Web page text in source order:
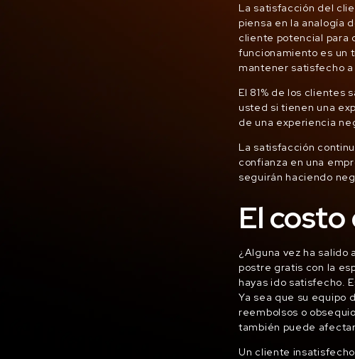
La satisfacción del
piensa en la analogía
cliente potencial para
funcionamiento es un
mantener satisfecho a
El 81% de los clientes
usted si tienen una
de una experiencia
La satisfacción
confianza en una
seguirán haciendo
El costo
¿Alguna vez ha salido
postre gratis con la
hayas ido satisfecho.
Ya sea que su equipo
reembolsos o
también puede
Un cliente